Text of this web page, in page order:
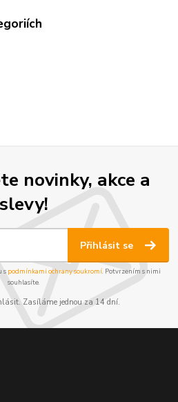
novinky, akce a
slevy!
Přihlásit se
s podmínkami ochrany soukromí. Potvrzením s nimi
souhlasíte.
Zasíláme jednou za 14 dní.